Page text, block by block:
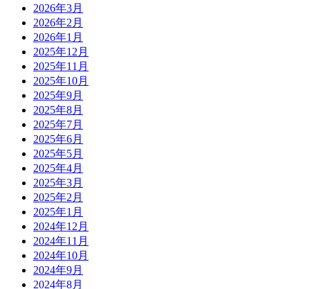
2026年3月
2026年2月
2026年1月
2025年12月
2025年11月
2025年10月
2025年9月
2025年8月
2025年7月
2025年6月
2025年5月
2025年4月
2025年3月
2025年2月
2025年1月
2024年12月
2024年11月
2024年10月
2024年9月
2024年8月